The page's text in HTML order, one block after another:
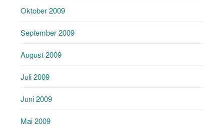
Oktober 2009
September 2009
August 2009
Juli 2009
Juni 2009
Mai 2009